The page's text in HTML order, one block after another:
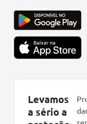
Levamos
a sério a